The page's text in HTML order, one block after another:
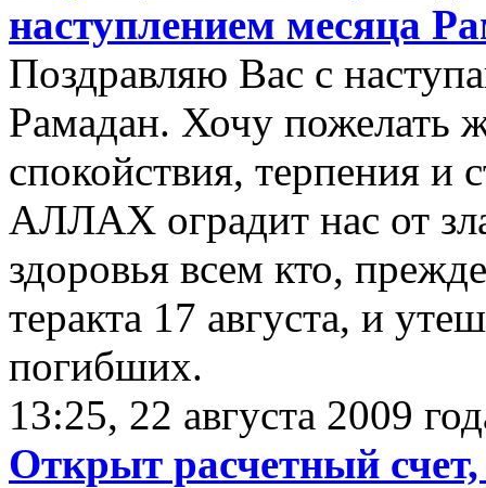
наступлением месяца
Поздравляю Вас с
Рамадан. Хочу пожелать
спокойствия, терпения и
АЛЛАХ оградит нас от
здоровья всем кто,
теракта 17 августа, и
погибших.
13:25, 22 августа 2009
Открыт расчетный